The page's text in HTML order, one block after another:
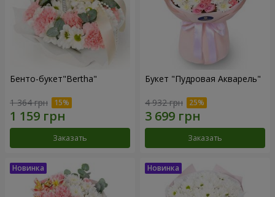
Бенто-букет"Bertha"
1 364 грн
Заказать
Букет "Пудровая Акварель"
4 932 грн
Заказать